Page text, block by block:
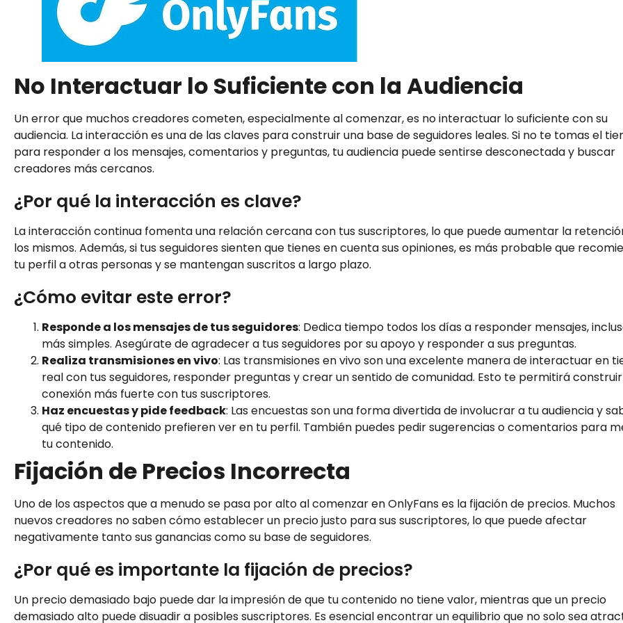
No Interactuar lo Suficiente con la Audiencia
Un error que muchos creadores cometen, especialmente al comenzar, es no interactuar lo suficiente con su
audiencia. La interacción es una de las claves para construir una base de seguidores leales. Si no te tomas el
para responder a los mensajes, comentarios y preguntas, tu audiencia puede sentirse desconectada y buscar
creadores más cercanos.
¿Por qué la interacción es clave?
La interacción continua fomenta una relación cercana con tus suscriptores, lo que puede aumentar la
los mismos. Además, si tus seguidores sienten que tienes en cuenta sus opiniones, es más probable que
tu perfil a otras personas y se mantengan suscritos a largo plazo.
¿Cómo evitar este error?
Responde a los mensajes de tus seguidores: Dedica tiempo todos los días a responder mensajes,
más simples. Asegúrate de agradecer a tus seguidores por su apoyo y responder a sus preguntas.
Realiza transmisiones en vivo: Las transmisiones en vivo son una excelente manera de interactuar en
real con tus seguidores, responder preguntas y crear un sentido de comunidad. Esto te permitirá
conexión más fuerte con tus suscriptores.
Haz encuestas y pide feedback: Las encuestas son una forma divertida de involucrar a tu audiencia y
qué tipo de contenido prefieren ver en tu perfil. También puedes pedir sugerencias o comentarios para
tu contenido.
Fijación de Precios Incorrecta
Uno de los aspectos que a menudo se pasa por alto al comenzar en OnlyFans es la fijación de precios. Muchos
nuevos creadores no saben cómo establecer un precio justo para sus suscriptores, lo que puede afectar
negativamente tanto sus ganancias como su base de seguidores.
¿Por qué es importante la fijación de precios?
Un precio demasiado bajo puede dar la impresión de que tu contenido no tiene valor, mientras que un precio
demasiado alto puede disuadir a posibles suscriptores. Es esencial encontrar un equilibrio que no solo sea